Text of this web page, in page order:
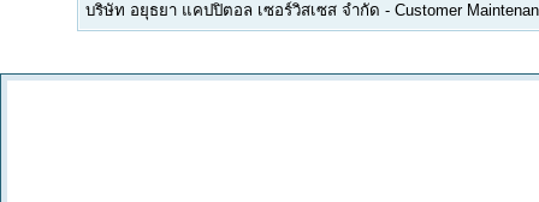
บริษัท อยุธยา แคปปิตอล เซอร์วิสเซส จำกัด - Customer